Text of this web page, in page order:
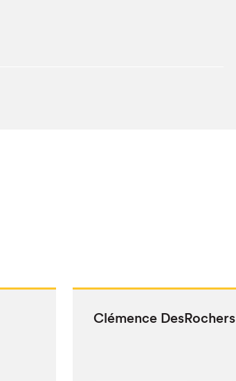
Clé­mence DesRochers